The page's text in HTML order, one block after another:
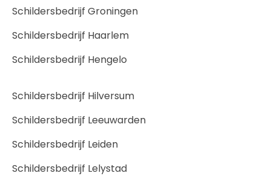
Schildersbedrijf Groningen
Schildersbedrijf Haarlem
Schildersbedrijf Hengelo
Schildersbedrijf Hilversum
Schildersbedrijf Leeuwarden
Schildersbedrijf Leiden
Schildersbedrijf Lelystad